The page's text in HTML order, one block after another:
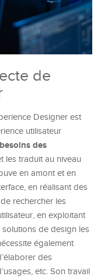
de
Designer est
utilisateur
des
les traduit au niveau
en amont et en
en réalisant des
rechercher les
en exploitant
de design les
également
des
etc. Son travail